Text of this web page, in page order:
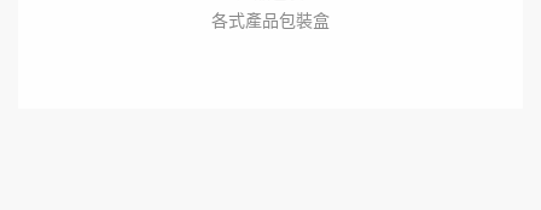
各式產品包裝盒